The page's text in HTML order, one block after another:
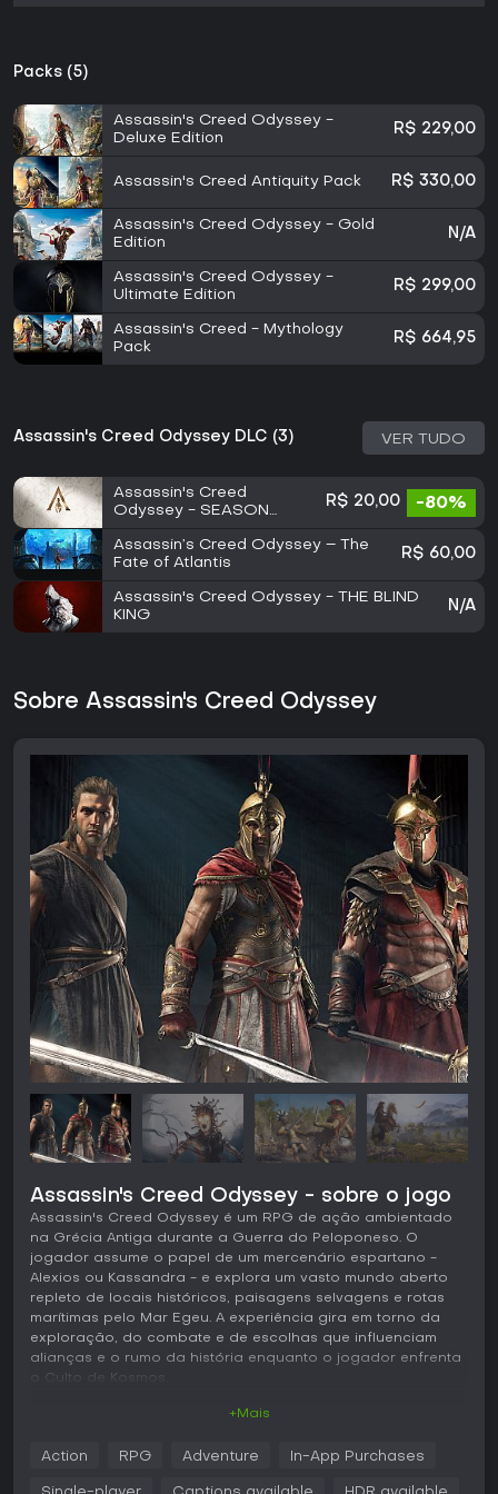
Packs (5)
Assassin's Creed Odyssey -
Deluxe Edition
R$ 229,00
Assassin's Creed Antiquity Pack R$ 330,00
Assassin's Creed Odyssey - Gold
Edition
N/A
Assassin's Creed Odyssey -
Ultimate Edition
R$ 299,00
Assassin's Creed - Mythology
Pack
R$ 664,95
Assassin's Creed Odyssey DLC (3) VER TUDO
Assassin's Creed
Odyssey - SEASON
R$ 20,00 -80%
Assassin’s Creed Odyssey – The
Fate of Atlantis
R$ 60,00
Assassin's Creed Odyssey - THE BLIND
KING
N/A
Sobre Assassin's Creed Odyssey
Assassin's Creed Odyssey - sobre o jogo
Assassin's Creed Odyssey é um RPG de ação ambientado
na Grécia Antiga durante a Guerra do Peloponeso. O
jogador assume o papel de um mercenário espartano -
Alexios ou Kassandra - e explora um vasto mundo aberto
repleto de locais históricos, paisagens selvagens e rotas
marítimas pelo Mar Egeu. A experiência gira em torno da
exploração, do combate e de escolhas que influenciam
alianças e o rumo da história enquanto o jogador enfrenta
o Culto de Kosmos.
progressão de RPG. Ataques leves e pesados, esquivas e
paradas permitem lidar com os inimigos, enquanto os arcos
+Mais
Action RPG Adventure In-App Purchases